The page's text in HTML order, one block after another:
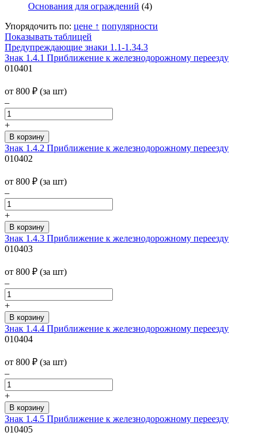
Основания для ограждений (4)
Упорядочить по: цене ↑ популярности
Показывать таблицей
Предупреждающие знаки 1.1-1.34.3
Знак 1.4.1 Приближение к железнодорожному переезду
010401
от 800 ₽ (за шт)
–
+
Знак 1.4.2 Приближение к железнодорожному переезду
010402
от 800 ₽ (за шт)
–
+
Знак 1.4.3 Приближение к железнодорожному переезду
010403
от 800 ₽ (за шт)
–
+
Знак 1.4.4 Приближение к железнодорожному переезду
010404
от 800 ₽ (за шт)
–
+
Знак 1.4.5 Приближение к железнодорожному переезду
010405